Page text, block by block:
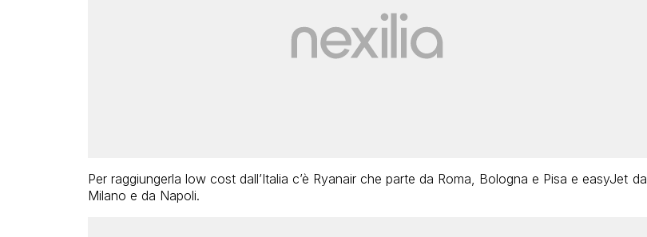
Per raggiungerla low cost dall’Italia c’è Ryanair che parte da Roma, Bologna e Pisa e easyJet da
Milano e da Napoli.